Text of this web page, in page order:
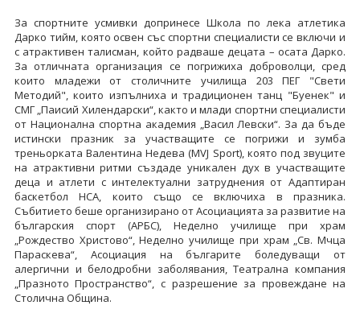
За спортните усмивки допринесе Школа по лека атлетика
Дарко тийм, която освен със спортни специалисти се включи и
с атрактивен талисман, който радваше децата – осата Дарко.
За отличната организация се погрижиха доброволци, сред
които младежи от столичните училища 203 ПЕГ "Свети
Методий", които изпълниха и традиционен танц "Буенек" и
СМГ „Паисий Хилендарски“, както и млади спортни специалисти
от Национална спортна академия „Васил Левски“. За да бъде
истински празник за участващите се погрижи и зумба
треньорката Валентина Недева (MVJ Sport), която под звуците
на атрактивни ритми създаде уникален дух в участващите
деца и атлети с интелектуални затруднения от Адаптиран
баскетбол НСА, които също се включиха в празника.
Събитието беше организирано от Асоциацията за развитие на
българския спорт (АРБС), Неделно училище при храм
„Рождество Христово“, Неделно училище при храм „Св. Мчца
Параскева“, Асоциация на българите боледуващи от
алергични и белодробни заболявания, Театрална компания
„Празното Пространство“, с разрешение за провеждане на
Столична Община.